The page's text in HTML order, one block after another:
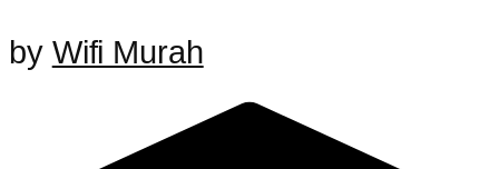
by Wifi Murah